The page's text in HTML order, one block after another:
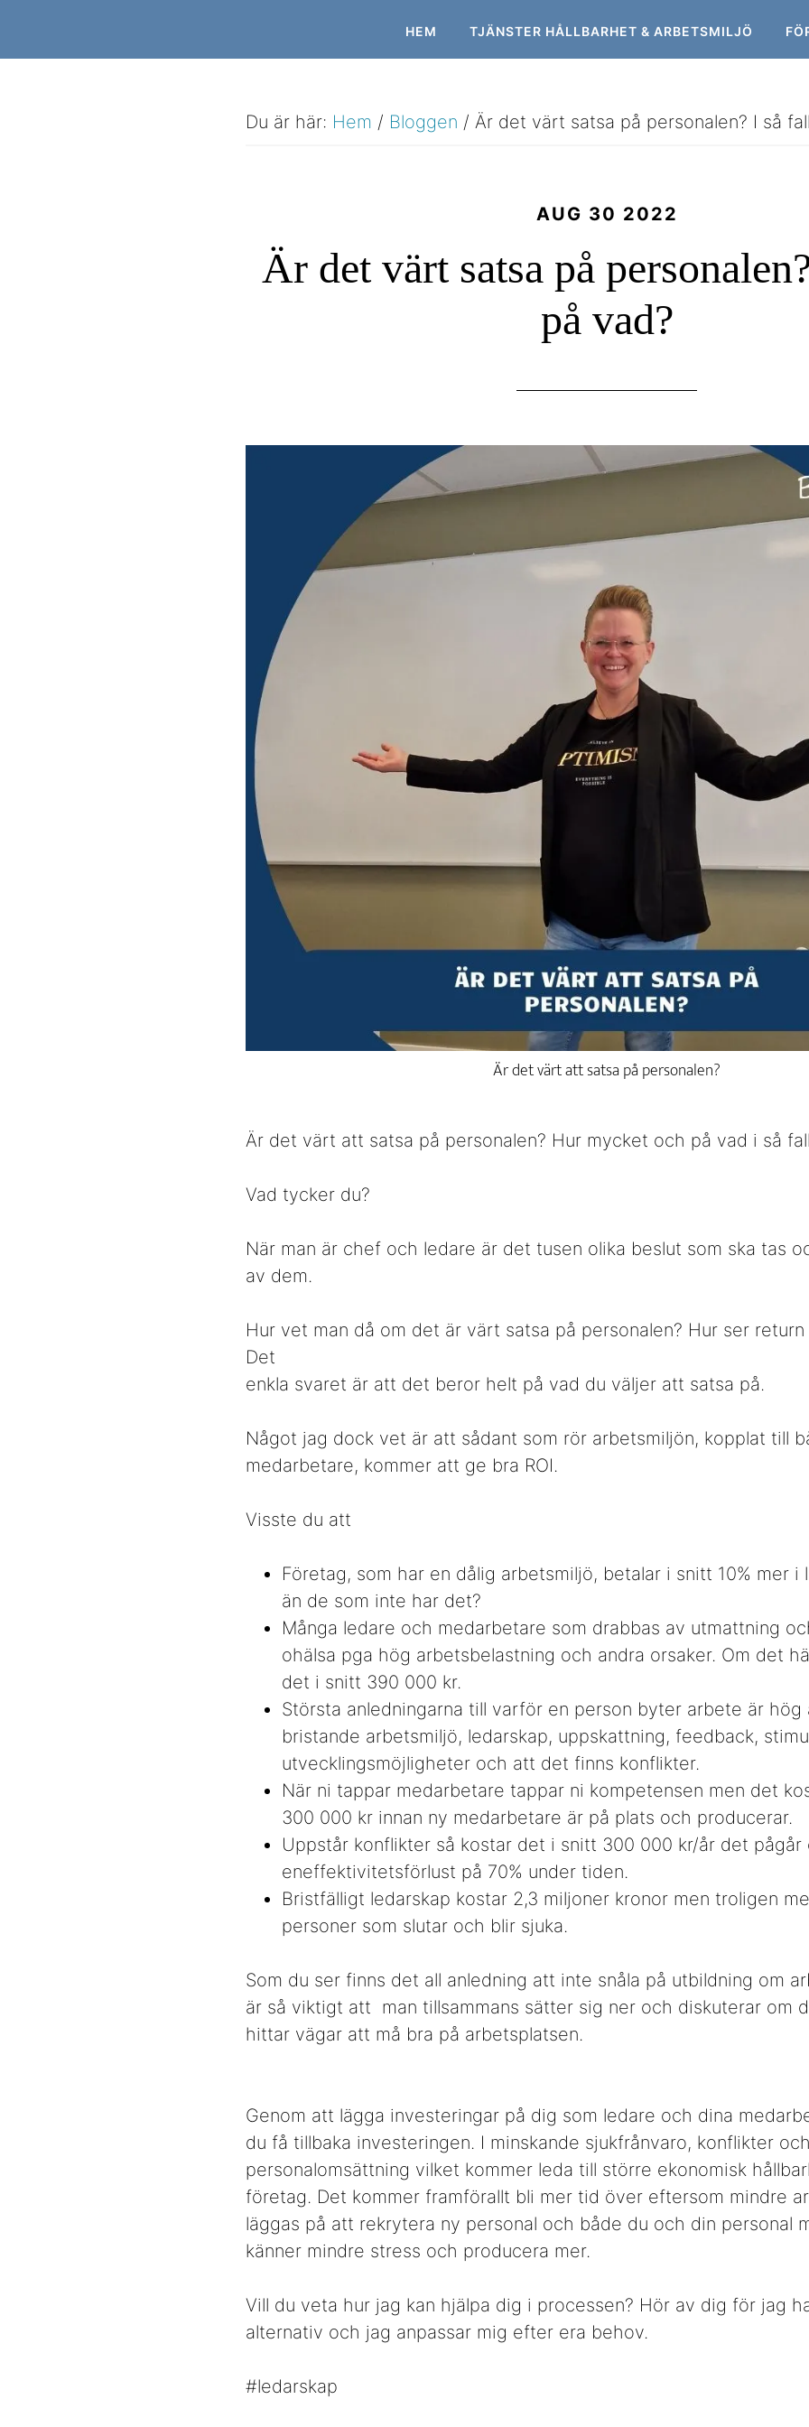
HEM TJÄNSTER HÅLLBARHET & ARBETSMILJÖ
Du är här: Hem / Bloggen / Är det värt satsa på personalen? I så
AUG 30 2022
Är det värt satsa på
på vad?
Är det värt att satsa på personalen?
Är det värt att satsa på personalen? Hur mycket och på vad i så
Vad tycker du?
När man är chef och ledare är det tusen olika beslut som ska tas
av dem.
Hur vet man då om det är värt satsa på personalen? Hur ser
Det
enkla svaret är att det beror helt på vad du väljer att satsa på.
Något jag dock vet är att sådant som rör arbetsmiljön, kopplat till
medarbetare, kommer att ge bra ROI.
Visste du att
Företag, som har en dålig arbetsmiljö, betalar i snitt 10% mer i
än de som inte har det?
Många ledare och medarbetare som drabbas av utmattning
ohälsa pga hög arbetsbelastning och andra orsaker. Om det
det i snitt 390 000 kr.
Största anledningarna till varför en person byter arbete är hög
bristande arbetsmiljö, ledarskap, uppskattning, feedback,
utvecklingsmöjligheter och att det finns konflikter.
När ni tappar medarbetare tappar ni kompetensen men det
300 000 kr innan ny medarbetare är på plats och producerar.
Uppstår konflikter så kostar det i snitt 300 000 kr/år det pågår
eneffektivitetsförlust på 70% under tiden.
Bristfälligt ledarskap kostar 2,3 miljoner kronor men troligen
personer som slutar och blir sjuka.
Som du ser finns det all anledning att inte snåla på utbildning om
är så viktigt att man tillsammans sätter sig ner och diskuterar om
hittar vägar att må bra på arbetsplatsen.
Genom att lägga investeringar på dig som ledare och dina
du få tillbaka investeringen. I minskande sjukfrånvaro, konflikter
personalomsättning vilket kommer leda till större ekonomisk
företag. Det kommer framförallt bli mer tid över eftersom mindre
läggas på att rekrytera ny personal och både du och din personal
känner mindre stress och producera mer.
Vill du veta hur jag kan hjälpa dig i processen? Hör av dig för jag
alternativ och jag anpassar mig efter era behov.
#ledarskap